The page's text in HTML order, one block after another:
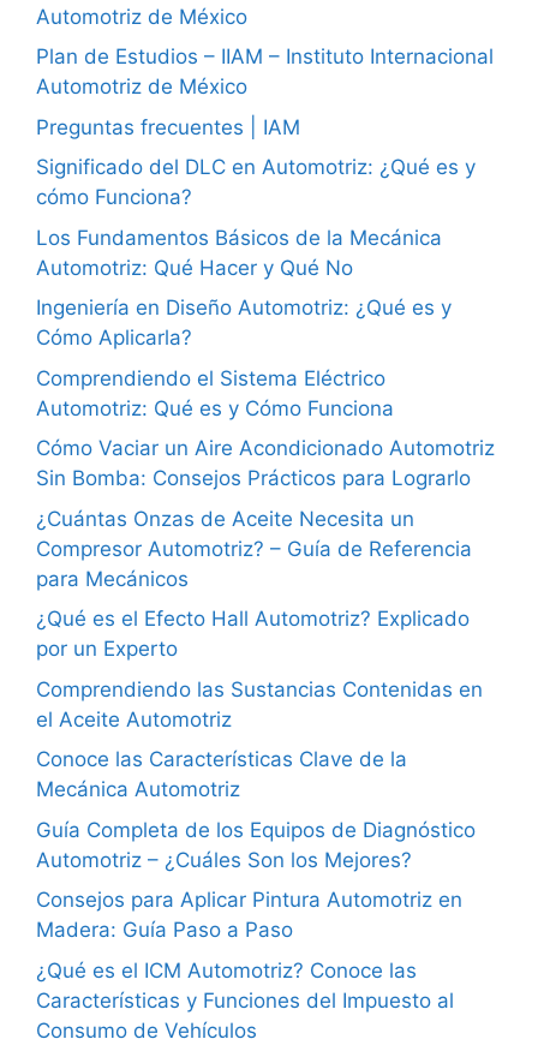
Automotriz de México
Plan de Estudios – IIAM – Instituto Internacional
Automotriz de México
Preguntas frecuentes | IAM
Significado del DLC en Automotriz: ¿Qué es y
cómo Funciona?
Los Fundamentos Básicos de la Mecánica
Automotriz: Qué Hacer y Qué No
Ingeniería en Diseño Automotriz: ¿Qué es y
Cómo Aplicarla?
Comprendiendo el Sistema Eléctrico
Automotriz: Qué es y Cómo Funciona
Cómo Vaciar un Aire Acondicionado Automotriz
Sin Bomba: Consejos Prácticos para Lograrlo
¿Cuántas Onzas de Aceite Necesita un
Compresor Automotriz? – Guía de Referencia
para Mecánicos
¿Qué es el Efecto Hall Automotriz? Explicado
por un Experto
Comprendiendo las Sustancias Contenidas en
el Aceite Automotriz
Conoce las Características Clave de la
Mecánica Automotriz
Guía Completa de los Equipos de Diagnóstico
Automotriz – ¿Cuáles Son los Mejores?
Consejos para Aplicar Pintura Automotriz en
Madera: Guía Paso a Paso
¿Qué es el ICM Automotriz? Conoce las
Características y Funciones del Impuesto al
Consumo de Vehículos